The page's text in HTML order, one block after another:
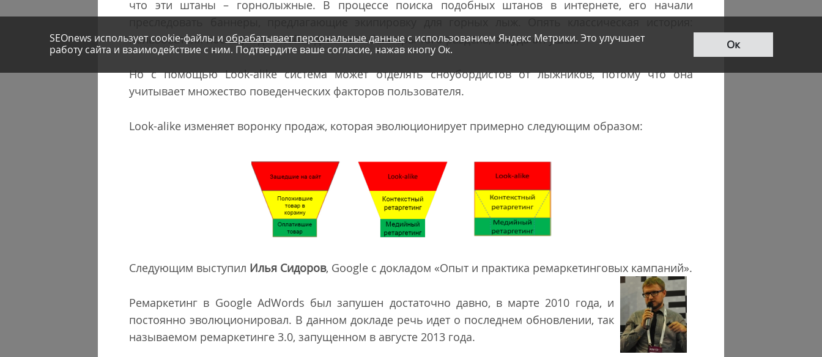
что эти штаны – горнолыжные. В процессе поиска подобных штанов в интернете, его начали
пользователя после ухода с сайта догоняют баннеры того раздела, откуда он ушел.
Но с помощью Look-alike система может отделять сноубордистов от лыжников, потому что она
учитывает множество поведенческих факторов пользователя.
Look-alike изменяет воронку продаж, которая эволюционирует примерно следующим образом:
Следующим выступил Илья Сидоров, Google с докладом «Опыт и практика ремаркетинговых кампаний».
Ремаркетинг в Google AdWords был запушен достаточно давно, в марте 2010 года, и
постоянно эволюционировал. В данном докладе речь идет о последнем обновлении, так
называемом ремаркетинге 3.0, запущенном в августе 2013 года.
SEOnews использует cookie-файлы и обрабатывает персональные данныес использованием Яндекс Метрики. Это улучшает
работу сайта и взаимодействие с ним. Подтвердите ваше согласие, нажав кнопу Ок.
Ок